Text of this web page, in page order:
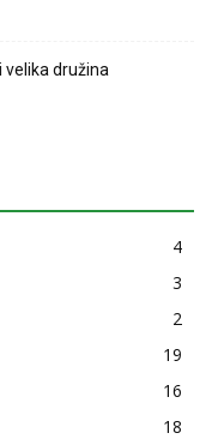
velika družina
4
3
2
19
16
18